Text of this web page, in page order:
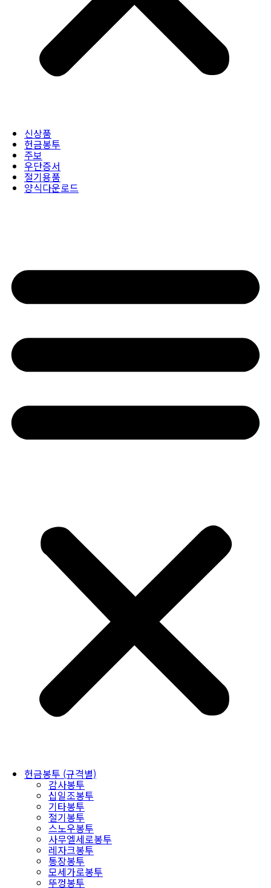
신상품
헌금봉투
주보
우단증서
절기용품
양식다운로드
헌금봉투 (규격별)
감사봉투
십일조봉투
기타봉투
절기봉투
스노우봉투
사무엘세로봉투
레자크봉투
통장봉투
모세가로봉투
뚜껑봉투